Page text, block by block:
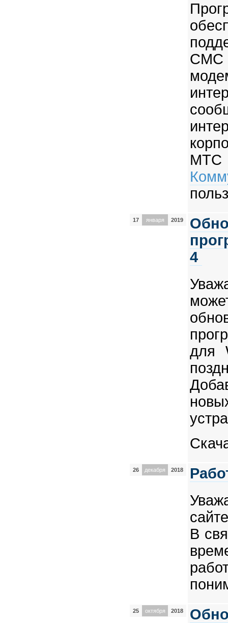
СМС
17 января 2019
4
для
26 декабря 2018
В
25 октября 2018